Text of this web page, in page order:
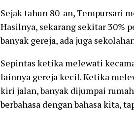
Sejak tahun 80-an, Tempursari
Hasilnya, sekarang sekitar 30%
banyak gereja, ada juga
Sepintas ketika melewati
lainnya gereja kecil. Ketika
kiri jalan, banyak dijumpai
berbahasa dengan bahasa kita,